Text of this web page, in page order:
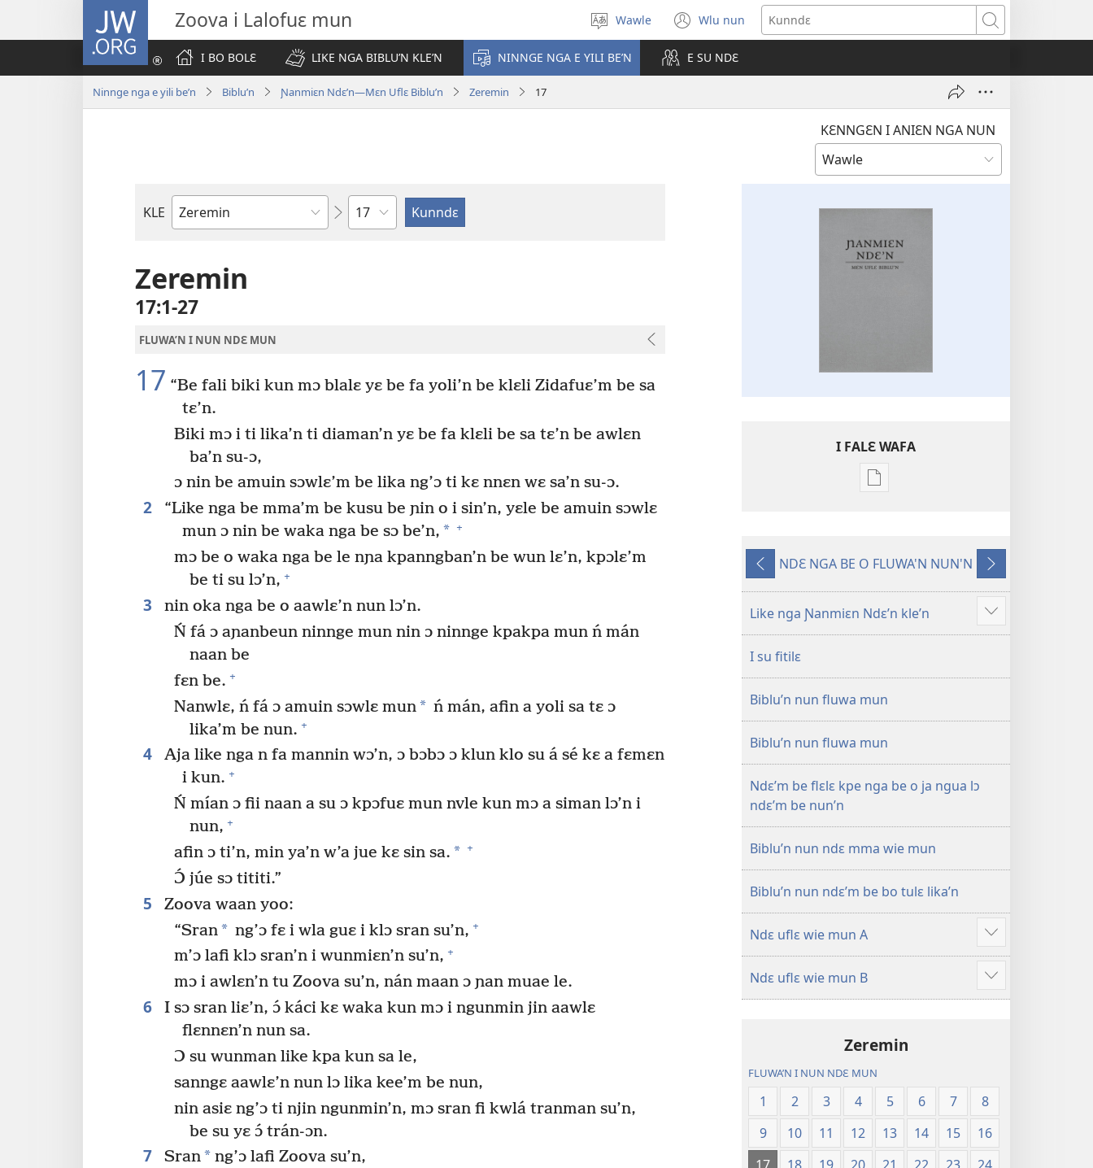
JW.ORG Zoova i Lalofuɛ mun
Kle
aniɛn'n
Wawle Wlu nun
(opens
new
window)
Kunndɛ
I BO BOLƐ
LIKE NGA BIBLU’N KLE’N NINNGE NGA E YILI BE’N E SU NDƐ
Ninnge nga e yili be’n Biblu’n Ɲanmiɛn Ndɛ’n—Mɛn Uflɛ Biblu’n Zeremin 17
KƐNNGƐN I ANIƐN NGA NUN
KLE
Biblu'n
Ndɛ
tre
Zeremin
17:1-27
FLUWA’N I NUN NDƐ MUN
17 “Be fali biki kun mɔ blalɛ yɛ be fa yoli’n be klɛli Zidafuɛ’m be sa
tɛ’n.
Biki mɔ i ti lika’n ti diaman’n yɛ be fa klɛli be sa tɛ’n be awlɛn
ba’n su-ɔ,
ɔ nin be amuin sɔwlɛ’m be lika ng’ɔ ti kɛ nnɛn wɛ sa’n su-ɔ.
2
“Like nga be mma’m be kusu be ɲin o i sin’n, yɛle be amuin sɔwlɛ
mun ɔ nin be waka nga be sɔ be’n, * +
mɔ be o waka nga be le nɲa kpanngban’n be wun lɛ’n, kpɔlɛ’m
be ti su lɔ’n, +
3
nin oka nga be o aawlɛ’n nun lɔ’n.
Ń fá ɔ aɲanbeun ninnge mun nin ɔ ninnge kpakpa mun ń mán
naan be
fɛn be. +
Nanwlɛ, ń fá ɔ amuin sɔwlɛ mun* ń mán, afin a yoli sa tɛ ɔ
lika’m be nun. +
4
Aja like nga n fa mannin wɔ’n, ɔ bɔbɔ ɔ klun klo su á sé kɛ a fɛmɛn
i kun. +
Ń mían ɔ fii naan a su ɔ kpɔfuɛ mun nvle kun mɔ a siman lɔ’n i
nun, +
afin ɔ ti’n, min ya’n w’a jue kɛ sin sa. * +
Ɔ́ júe sɔ tititi.”
5
Zoova waan yoo:
“Sran* ng’ɔ fɛ i wla guɛ i klɔ sran su’n, +
m’ɔ lafi klɔ sran’n i wunmiɛn’n su’n, +
mɔ i awlɛn’n tu Zoova su’n, nán maan ɔ ɲan muae le.
6
I sɔ sran liɛ’n, ɔ́ káci kɛ waka kun mɔ i ngunmin jin aawlɛ
flɛnnɛn’n nun sa.
Ɔ su wunman like kpa kun sa le,
sanngɛ aawlɛ’n nun lɔ lika kee’m be nun,
nin asiɛ ng’ɔ ti njin ngunmin’n, mɔ sran fi kwlá tranman su’n,
be su yɛ ɔ́ trán-ɔn.
7 Sran*ng’ɔ lafi Zoova su’n,
I FALƐ WAFA
Nga
mannzin
be
su'n
wafa'n
Ɲanmiɛn
Ndɛ’n
—
Mɛn
Uflɛ
Biblu’n
Ng’ɔ
sinnin’n
NDƐ NGA BE O FLUWA'N NUN'N
Ng’ɔ
bɛ
sin’n
Like nga Ɲanmiɛn Ndɛ’n kle’n
Show
more
I su fitilɛ
Biblu’n nun fluwa mun
Biblu’n nun fluwa mun
Ndɛ’m be flɛlɛ kpe nga be o ja ngua lɔ
ndɛ’m be nun’n
Biblu’n nun ndɛ mma wie mun
Biblu’n nun ndɛ’m be bo tulɛ lika’n
Ndɛ uflɛ wie mun A
Show
more
Ndɛ uflɛ wie mun B
Show
more
Zeremin
FLUWA’N I NUN NDƐ MUN
1 2 3 4 5 6 7
8
9
10 11 12 13 14 15
16